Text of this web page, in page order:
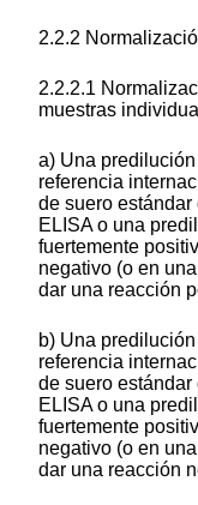
2.2.2
2.2.2.1
muestras
a) Una
referencia
de suero
ELISA o una
fuertemente
negativo (o en
dar una reacción
b) Una
referencia
de suero
ELISA o una
fuertemente
negativo (o en
dar una reacción